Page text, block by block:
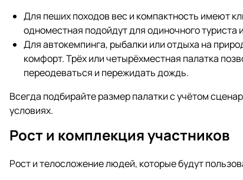
Для пеших походов вес и компактность имеют
одноместная подойдут для одиночного
Для автокемпинга, рыбалки или отдыха на
комфорт. Трёх или четырёхместная палатка
переодеваться и пережидать дождь.
Всегда подбирайте размер палатки с учётом
условиях.
Рост и комплекция участников
Рост и телосложение людей, которые будут